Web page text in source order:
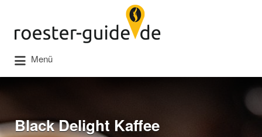
Menü
Black Delight Kaffee